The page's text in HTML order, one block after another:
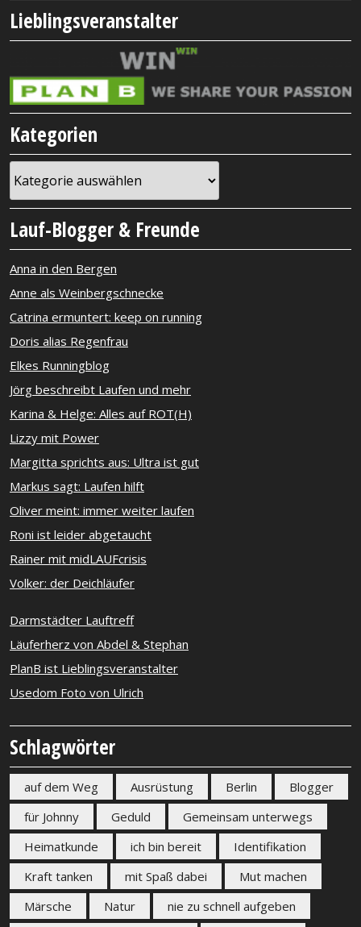
Lieblingsveranstalter
Kategorien
Lauf-Blogger & Freunde
Anna in den Bergen
Anne als Weinbergschnecke
Catrina ermuntert: keep on running
Doris alias Regenfrau
Elkes Runningblog
Jörg beschreibt Laufen und mehr
Karina & Helge: Alles auf ROT(H)
Lizzy mit Power
Margitta sprichts aus: Ultra ist gut
Markus sagt: Laufen hilft
Oliver meint: immer weiter laufen
Roni ist leider abgetaucht
Rainer mit midLAUFcrisis
Volker: der Deichläufer
Darmstädter Lauftreff
Läuferherz von Abdel & Stephan
PlanB ist Lieblingsveranstalter
Usedom Foto von Ulrich
Schlagwörter
auf dem Weg Ausrüstung Berlin
Blogger
für Johnny
Geduld
Gemeinsam unterwegs
Heimatkunde
ich bin bereit
Identifikation
Kraft tanken
mit Spaß dabei
Mut machen
Märsche
Natur nie zu schnell aufgeben